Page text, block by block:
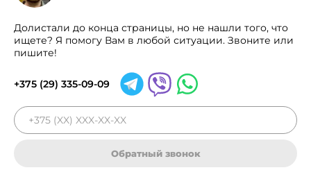
Долистали до конца страницы, но не нашли того, что
ищете? Я помогу Вам в любой ситуации. Звоните или
пишите!
+375 (29) 335-09-09
Обратный звонок